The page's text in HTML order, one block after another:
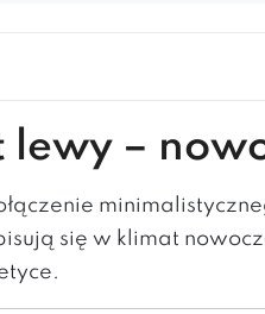
lewy –
się w klimat